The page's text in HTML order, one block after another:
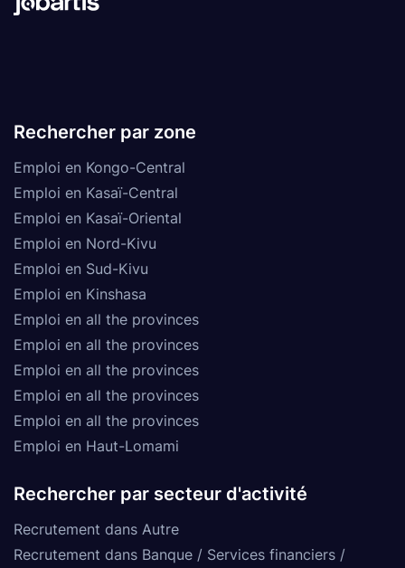
Rechercher par zone
Emploi en Kongo-Central
Emploi en Kasaï-Central
Emploi en Kasaï-Oriental
Emploi en Nord-Kivu
Emploi en Sud-Kivu
Emploi en Kinshasa
Emploi en all the provinces
Emploi en all the provinces
Emploi en all the provinces
Emploi en all the provinces
Emploi en all the provinces
Emploi en Haut-Lomami
Rechercher par secteur d'activité
Recrutement dans Autre
Recrutement dans Banque / Services financiers /